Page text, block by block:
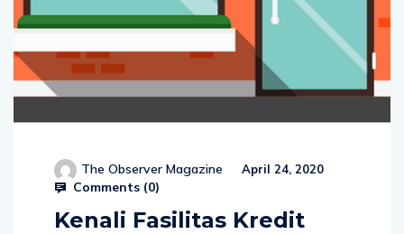
The Observer Magazine April 24, 2020
Comments (0)
Kenali Fasilitas Kredit